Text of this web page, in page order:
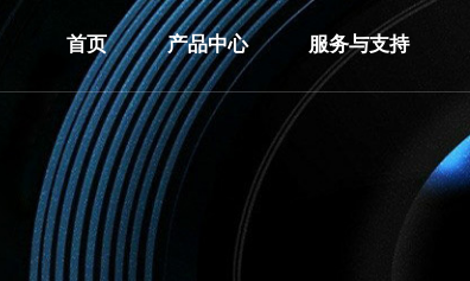
首页 产品中心 服务与支持